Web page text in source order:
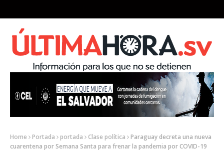
Home Portada portada Clase política
Paraguay decreta una nueva
cuarentena por Semana Santa para frenar la pandemia por COVID-19